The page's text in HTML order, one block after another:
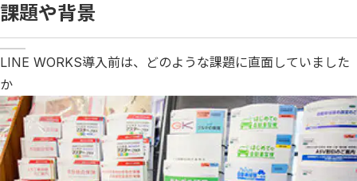
課題や背景
LINE WORKS導入前は、どのような課題に直面していました
か